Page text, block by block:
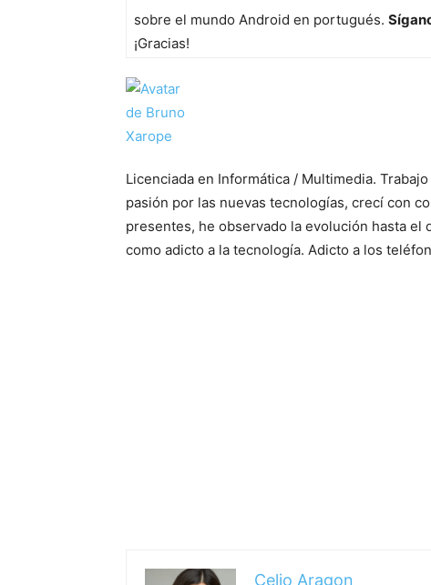
sobre el mundo Android en portugués.
¡Gracias!
Licenciada en Informática / Multimedia.
pasión por las nuevas tecnologías, crecí con
presentes, he observado la evolución hasta
como adicto a la tecnología. Adicto a los
Celio Aragon